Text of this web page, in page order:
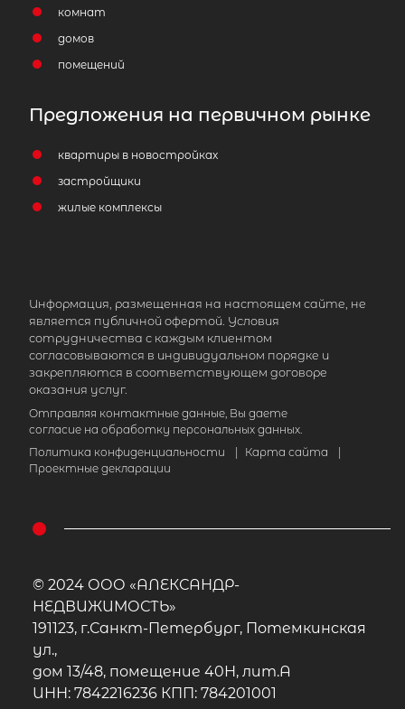
1-комнатная квартира площадью
СПб, Калининский р-н,
просп, д 64 корп 8
7 999 000
Популярное
комнат
домов
помещений
Предложения на первичном рынке
квартиры в новостройках
застройщики
жилые комплексы
Информация, размещенная на настоящем сайте, не
является публичной офертой. Условия
сотрудничества с каждым клиентом
согласовываются в индивидуальном порядке и
закрепляются в соответствующем договоре
оказания услуг.
Отправляя контактные данные, Вы даете
согласие на обработку персональных данных.
Политика конфиденциальности
Карта сайта
Проектные декларации
© 2024 ООО «АЛЕКСАНДР-
НЕДВИЖИМОСТЬ»
191123, г.Санкт-Петербург, Потемкинская
ул.,
дом 13/48, помещение 40Н, лит.А
ИНН: 7842216236 КПП: 784201001